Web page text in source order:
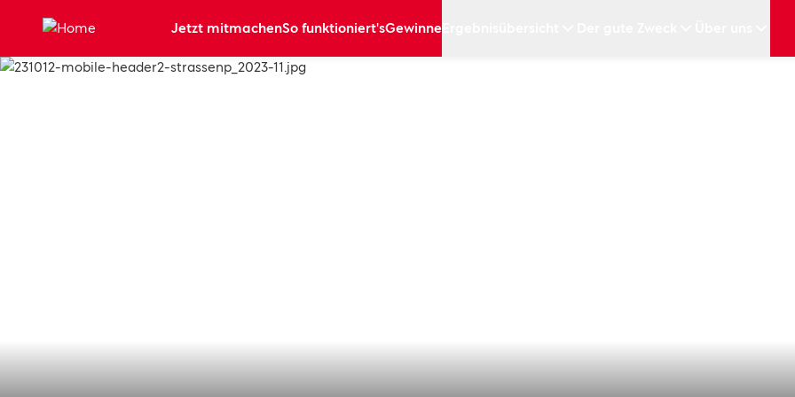
Zum Hauptinhalt springen
Jetzt mitmachenSo funktioniert'sGewinne